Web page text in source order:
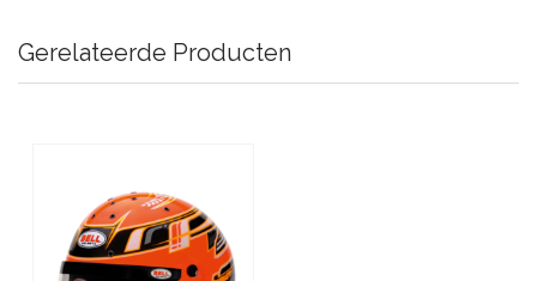
Gerelateerde Producten